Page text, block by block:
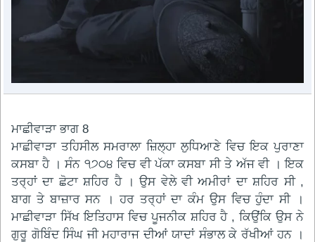
ਮਾਛੀਵਾੜਾ ਭਾਗ 8
ਮਾਛੀਵਾੜਾ ਤਹਿਸੀਲ ਸਮਰਾਲਾ ਜ਼ਿਲ੍ਹਾ ਲੁਧਿਆਣੇ ਵਿਚ ਇਕ ਪੁਰਾਣਾ
ਕਸਬਾ ਹੈ । ਸੰਨ ੧੭੦੪ ਵਿਚ ਵੀ ਪੱਕਾ ਕਸਬਾ ਸੀ ਤੇ ਅੱਜ ਵੀ । ਇਕ
ਤਰ੍ਹਾਂ ਦਾ ਛੋਟਾ ਸ਼ਹਿਰ ਹੈ । ਉਸ ਵੇਲੇ ਵੀ ਅਮੀਰਾਂ ਦਾ ਸ਼ਹਿਰ ਸੀ ,
ਬਾਗ ਤੇ ਬਾਜ਼ਾਰ ਸਨ । ਹਰ ਤਰ੍ਹਾਂ ਦਾ ਕੰਮ ਉਸ ਵਿਚ ਹੁੰਦਾ ਸੀ ।
ਮਾਛੀਵਾੜਾ ਸਿੱਖ ਇਤਿਹਾਸ ਵਿਚ ਪੂਜਨੀਕ ਸ਼ਹਿਰ ਹੈ , ਕਿਉਂਕਿ ਉਸ ਨੇ
ਗੁਰੂ ਗੋਬਿੰਦ ਸਿੰਘ ਜੀ ਮਹਾਰਾਜ ਦੀਆਂ ਯਾਦਾਂ ਸੰਭਾਲ ਕੇ ਰੱਖੀਆਂ ਹਨ ।